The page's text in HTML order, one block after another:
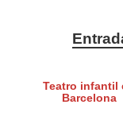
Teatro infantil
Barcelona